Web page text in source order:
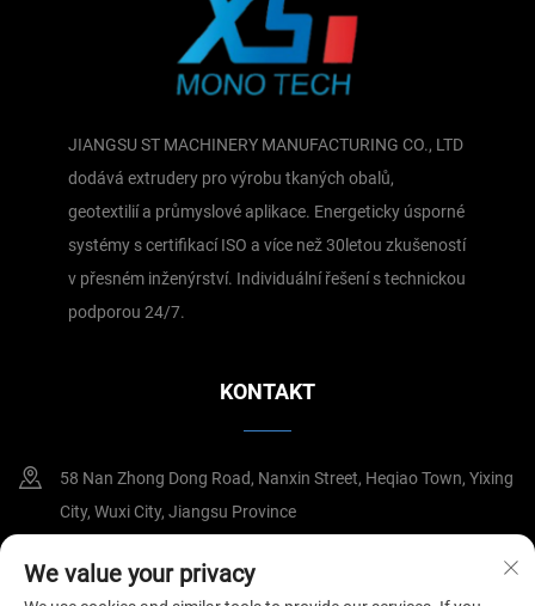
JIANGSU ST MACHINERY MANUFACTURING CO., LTD
dodává extrudery pro výrobu tkaných obalů,
geotextilií a průmyslové aplikace. Energeticky úsporné
systémy s certifikací ISO a více než 30letou zkušeností
v přesném inženýrství. Individuální řešení s technickou
podporou 24/7.
KONTAKT
58 Nan Zhong Dong Road, Nanxin Street, Heqiao Town, Yixing
City, Wuxi City, Jiangsu Province
8615295110588
We value your privacy